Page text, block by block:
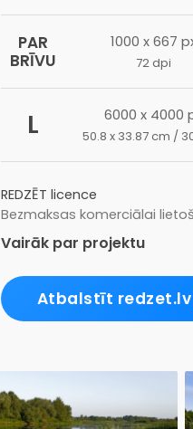
PAR
BRĪVU
1000 x 667
72 dpi
L 6000 x 4000
50.8 x 33.87 cm /
REDZĒT licence
Bezmaksas komerciālai
Vairāk par projektu
Atbalstīt